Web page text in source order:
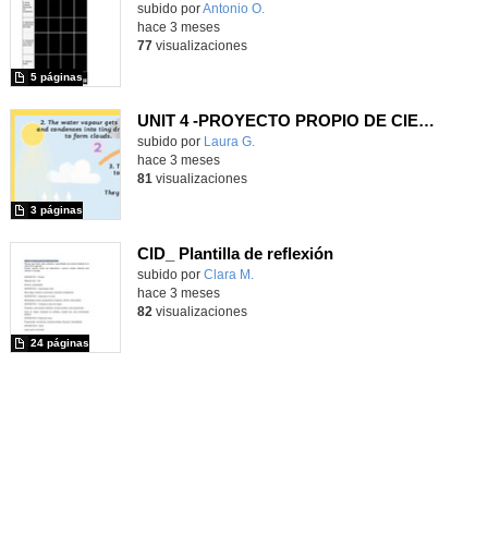
Contenido educativo.
subido porAntonio O.
5 páginas
hace 3 meses
77visualizaciones
UNIT 4 -PROYECTO PROPIO DE CIENCIAS 1ER CICLO- CEIP FGL
Contenido educativo.
subido por Laura G.
3 páginas
hace 3 meses
81 visualizaciones
CID_ Plantilla de reflexión
subido por Clara M.
24 páginas
hace 3 meses
82 visualizaciones